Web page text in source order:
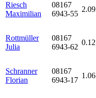
Riesch
Maximilian
08167
6943-55
2.09
Rottmüller
Julia
08167
6943-62
0.12
Schranner
Florian
08167
6943-17
1.06